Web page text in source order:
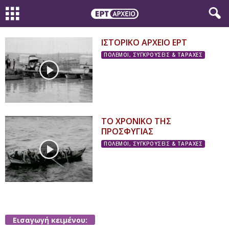
ΙΣΤΟΡΙΚΟ ΑΡΧΕΙΟ ΕΡΤ
ΠΟΛΕΜΟΙ, ΣΥΓΚΡΟΥΣΕΙΣ & ΤΑΡΑΧΕΣ
ΤΟ ΧΡΟΝΙΚΟ ΤΗΣ
ΠΡΟΣΦΥΓΙΑΣ
ΠΟΛΕΜΟΙ, ΣΥΓΚΡΟΥΣΕΙΣ & ΤΑΡΑΧΕΣ
Εισαγωγή κειμένου: